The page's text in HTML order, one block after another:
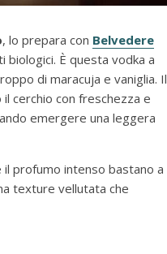
, lo prepara con Belvedere
È questa vodka a
di maracuja e vaniglia. Il
il cerchio con freschezza e
emergere una leggera
il profumo intenso bastano a
texture vellutata che